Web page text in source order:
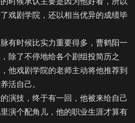
戏剧学院，还以相当优异的成绩毕
时候比实力重要得多，曹鹤阳一
除了不停地给各个剧组投简历之
他戏剧学院的老师主动将他推荐到
活自己。
技，终于有一回，他被来给自己
演个配角儿，他的职业生涯才算有